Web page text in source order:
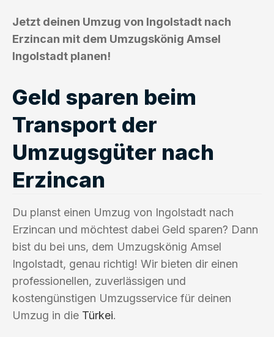
Jetzt deinen Umzug von Ingolstadt nach
Erzincan mit dem Umzugskönig Amsel
Ingolstadt planen!
Geld sparen beim
Transport der
Umzugsgüter nach
Erzincan
Du planst einen Umzug von Ingolstadt nach
Erzincan und möchtest dabei Geld sparen? Dann
bist du bei uns, dem Umzugskönig Amsel
Ingolstadt, genau richtig! Wir bieten dir einen
professionellen, zuverlässigen und
kostengünstigen Umzugsservice für deinen
Umzug in die Türkei.